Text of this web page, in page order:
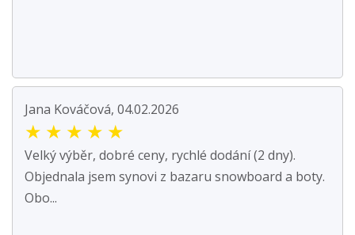
Jana Kováčová, 04.02.2026
★ ★ ★ ★ ★
Velký výběr, dobré ceny, rychlé dodání (2 dny).
Objednala jsem synovi z bazaru snowboard a boty.
Obo...